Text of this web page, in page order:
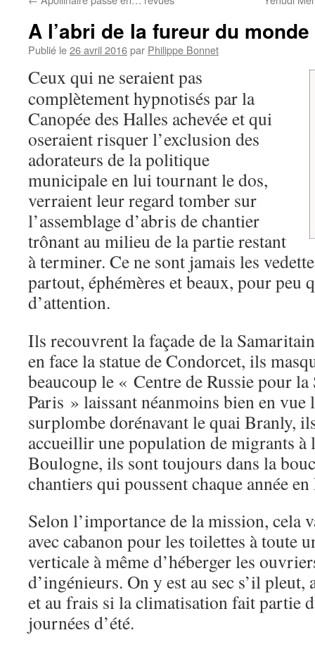
A l’abri de la fureur du monde
Publié le26 avril 2016par Philippe Bonnet
Ceux qui ne seraient pas
complètement hypnotisés par la
Canopée des Halles achevée et qui
oseraient risquer l’exclusion des
adorateurs de la politique
municipale en lui tournant le dos,
verraient leur regard tomber sur
l’assemblage d’abris de chantier
trônant au milieu de la partie restant
à terminer. Ce ne sont jamais les
partout, éphémères et beaux, pour peu
d’attention.
Ils recouvrent la façade de la
en face la statue de Condorcet, ils
beaucoup le « Centre de Russie pour
Paris » laissant néanmoins bien en vue
surplombe dorénavant le quai Branly,
accueillir une population de migrants à
Boulogne, ils sont toujours dans la
chantiers qui poussent chaque année en
Selon l’importance de la mission, cela
avec cabanon pour les toilettes à toute
verticale à même d’héberger les
d’ingénieurs. On y est au sec s’il
et au frais si la climatisation fait partie
journées d’été.